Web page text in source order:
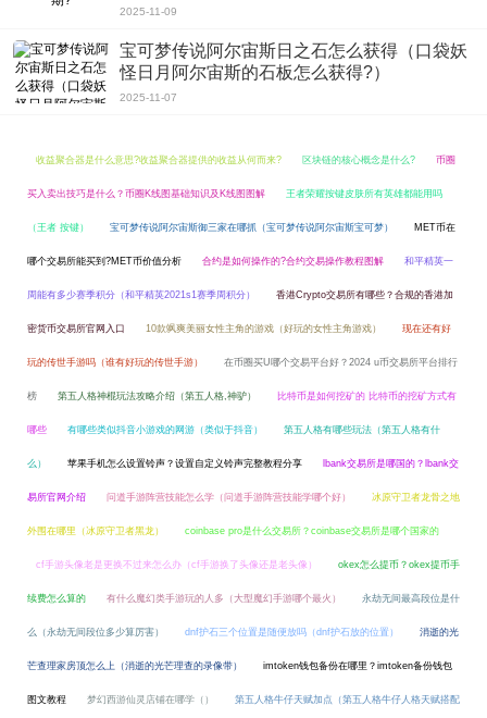
2025-11-09
宝可梦传说阿尔宙斯日之石怎么获得（口袋妖
怪日月阿尔宙斯的石板怎么获得?）
2025-11-07
收益聚合器是什么意思?收益聚合器提供的收益从何而来? 区块链的核心概念是什么? 币圈
买入卖出技巧是什么？币圈K线图基础知识及K线图图解 王者荣耀按键皮肤所有英雄都能用吗
（王者 按键） 宝可梦传说阿尔宙斯御三家在哪抓（宝可梦传说阿尔宙斯宝可梦） MET币在
哪个交易所能买到?MET币价值分析 合约是如何操作的?合约交易操作教程图解 和平精英一
周能有多少赛季积分（和平精英2021s1赛季周积分） 香港Crypto交易所有哪些？合规的香港加
密货币交易所官网入口 10款飒爽美丽女性主角的游戏（好玩的女性主角游戏） 现在还有好
玩的传世手游吗（谁有好玩的传世手游） 在币圈买U哪个交易平台好？2024 u币交易所平台排行
榜 第五人格神棍玩法攻略介绍（第五人格,神驴） 比特币是如何挖矿的 比特币的挖矿方式有
哪些 有哪些类似抖音小游戏的网游（类似于抖音） 第五人格有哪些玩法（第五人格有什
么） 苹果手机怎么设置铃声？设置自定义铃声完整教程分享 lbank交易所是哪国的？lbank交
易所官网介绍 问道手游阵营技能怎么学（问道手游阵营技能学哪个好） 冰原守卫者龙骨之地
外围在哪里（冰原守卫者黑龙） coinbase pro是什么交易所？coinbase交易所是哪个国家的
cf手游头像老是更换不过来怎么办（cf手游换了头像还是老头像） okex怎么提币？okex提币手
续费怎么算的 有什么魔幻类手游玩的人多（大型魔幻手游哪个最火） 永劫无间最高段位是什
么（永劫无间段位多少算厉害） dnf护石三个位置是随便放吗（dnf护石放的位置） 消逝的光
芒查理家房顶怎么上（消逝的光芒理查的录像带） imtoken钱包备份在哪里？imtoken备份钱包
图文教程 梦幻西游仙灵店铺在哪学（） 第五人格牛仔天赋加点（第五人格牛仔人格天赋搭配